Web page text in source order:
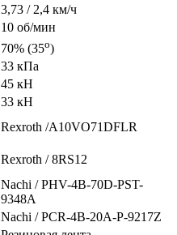
3,73 / 2,4 км/ч
10 об/мин
70% (35о)
33 кПа
45 кН
33 кН
Rexroth /A10VO71DFLR
Rexroth / 8RS12
Nachi / PHV-4B-70D-PST-
9348A
Nachi / PCR-4B-20A-P-9217Z